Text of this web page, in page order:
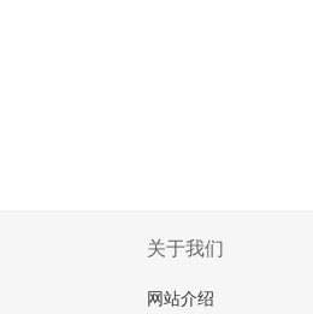
关于我们
网站介绍